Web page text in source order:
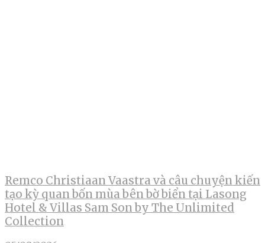
Remco Christiaan Vaastra và câu chuyện kiến
tạo kỳ quan bốn mùa bên bờ biển tại Lasong
Hotel & Villas Sam Son by The Unlimited
Collection